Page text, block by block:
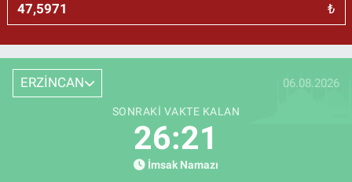
₺
ERZİNCAN 06.08.2026
SONRAKI VAKTE KALAN
26:20
İmsak Namazı